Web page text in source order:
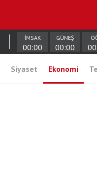
İMSAK
00:00
GÜNEŞ
00:00
Siyaset Ekonomi